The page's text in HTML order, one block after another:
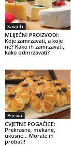
Savjeti
MLIJEČNI PROIZVODI:
Koje zamrzavati, a koje
ne? Kako ih zamrzavati,
kako odmrzavati?
Peciva
CVJETNE POGAČICE:
Prekrasne, mekane,
ukusne… Morate ih
probati!